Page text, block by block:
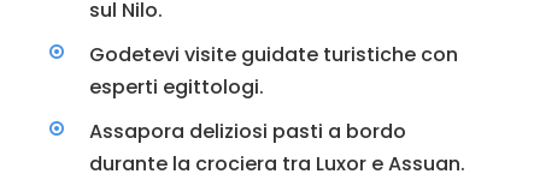
sul Nilo.
Godetevi visite guidate turistiche con
esperti egittologi.
Assapora deliziosi pasti a bordo
durante la crociera tra Luxor e Assuan.